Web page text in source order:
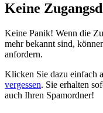
Keine
Keine Panik! Wenn die
mehr bekannt sind,
anfordern.
Klicken Sie dazu einfach
vergessen. Sie erhalten
auch Ihren Spamordner!